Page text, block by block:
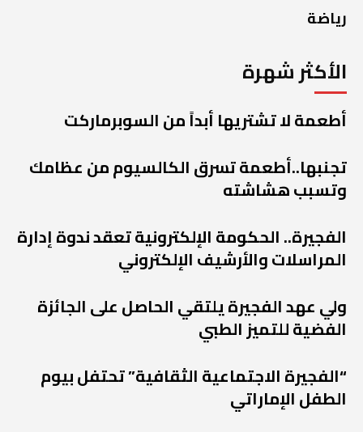
رياضة
الأكثر شهرة
أطعمة لا تشتريها أبداً من السوبرماركت
تجنبها..أطعمة تسرق الكالسيوم من عظامك
وتسبب هشاشته
الفجيرة.. الحكومة الإلكترونية تعقد ندوة إدارة
المراسلات والأرشيف الإلكتروني
ولي عهد الفجيرة يلتقي الحاصل على الجائزة
الفضية للتميز الطبي
“الفجيرة الاجتماعية الثقافية” تحتفل بيوم
الطفل الإماراتي